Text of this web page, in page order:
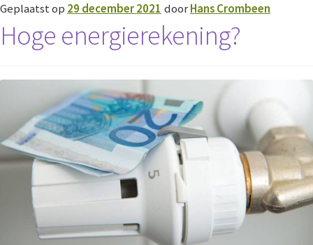
Geplaatst op 29 december 2021 doorHans Crombeen
Hoge energierekening?